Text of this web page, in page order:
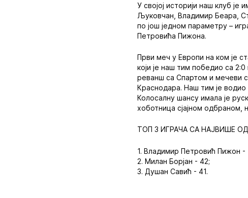
У својој историји наш клуб
Љуковчан, Владимир Беара,
по још једном параметру –
Петровића Пижона.
Први меч у Европи на ком је
који је наш тим победио са
реванш са Спартом и мечеви
Краснодара. Наш тим је водио
Колосалну шансу имала је
хоботница сјајном одбраном,
ТОП 3 ИГРАЧА СА НАЈВИШЕ
1. Владимир Петровић Пижон -
2. Милан Борјан - 42;
3. Душан Савић - 41.